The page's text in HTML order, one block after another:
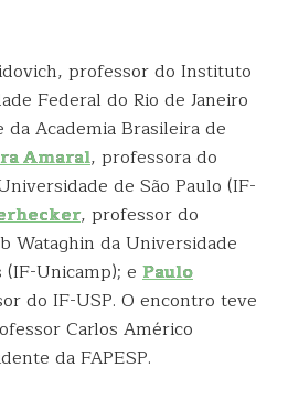
professor do Instituto
Federal do Rio de Janeiro
da Academia Brasileira de
Amaral, professora do
de São Paulo (IF-
, professor do
Wataghin da Universidade
Unicamp); e Paulo
do IF-USP. O encontro teve
Carlos Américo
da FAPESP.